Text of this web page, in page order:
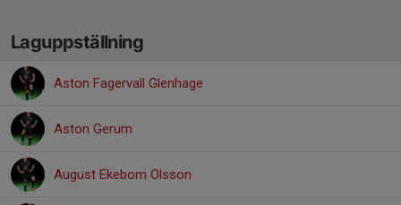
Laguppställning
Aston Fagervall Glenhage
Aston Gerum
August Ekebom Olsson